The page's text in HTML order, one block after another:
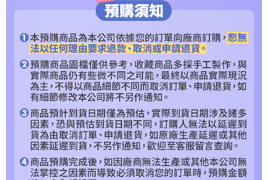
結帳頁面，進行簡訊認證並確認金額後，即可完成結帳。
２．訂單成立數日內，您將收到繳費通知簡訊。
ATM／網路銀行／等多元方式進行付款，方視為交易完成。
※ 請注意：結帳手續完成當下不需立刻繳費，但若您需要取消訂單，請聯絡
購買商品的店家。未經商家同意取消之訂單仍視為有效，需透過AFTEE先享
後付繳納相關費用。
※ 交易是否成功請以「AFTEE先享後付 」之結帳頁面顯示為準，若有關於
是否繳費成功／繳費後需取消欲退款等相關疑問，請聯繫「AFTEE先享後付
客戶支援中心」https://netprotections.freshdesk.com/support/home
【注意事項】
１．透過由恩沛科技股份有限公司提供之「AFTEE先享後付」服務完成之交
易，需依本服務之必要範圍內提供個人資料，並將交易相關給付款項請求債
２．關於個人資料處理事宜，請瀏覽以下網址：
https://aftee.tw/terms/#terms3